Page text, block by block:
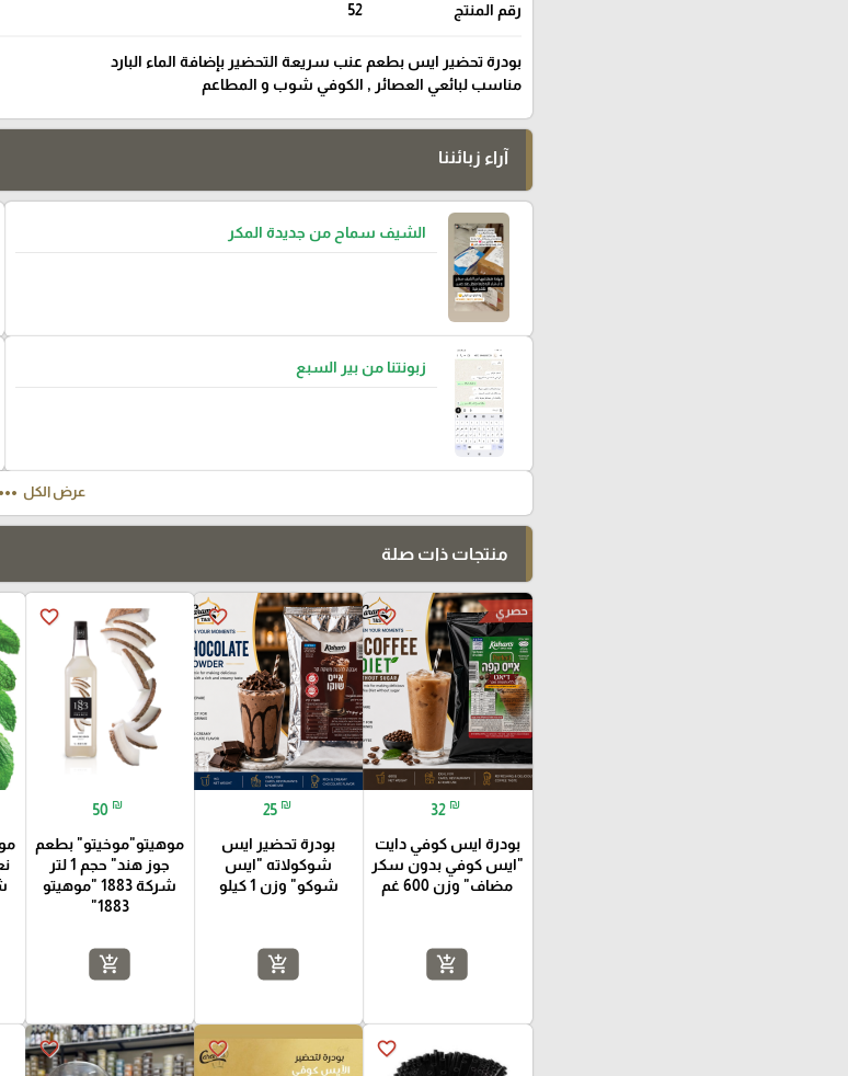
رقم المنتج 52
بودرة تحضير ايس بطعم عنب سريعة التحضير بإضافة الماء البارد
مناسب لبائعي العصائر , الكوفي شوب و المطاعم
آراء زبائننا
الشيف سماح من جديدة المكر
زبونتنا من بير السبع
عرض الكل more_horiz
منتجات ذات صلة
favorite_border حصري
32 ₪
بودرة ايس كوفي دايت
"ايس كوفي بدون سكر
مضاف" وزن 600 غم
add_shopping_cart
favorite_border
25 ₪
بودرة تحضير ايس
شوكولاته "ايس
شوكو" وزن 1 كيلو
add_shopping_cart
favorite_border
50 ₪
موهيتو"موخيتو" بطعم
جوز هند" حجم 1 لتر
شركة 1883 "موهيتو
1883"
add_shopping_cart
favorite_border
favorite_border
favorite_border